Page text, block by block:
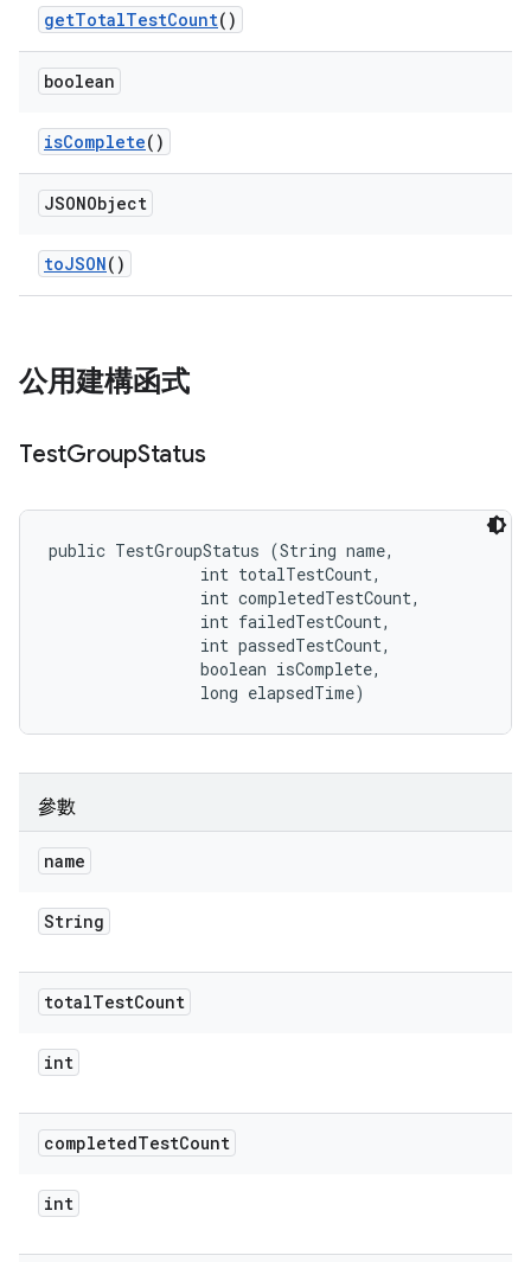
getTotalTestCount()
boolean
isComplete()
JSONObject
toJSON()
公用建構函式
TestGroupStatus
public TestGroupStatus (String name,
                int totalTestCount,
                int completedTestCount,
                int failedTestCount,
                int passedTestCount,
                boolean isComplete,
                long elapsedTime)
參數
name
String
totalTestCount
int
completedTestCount
int